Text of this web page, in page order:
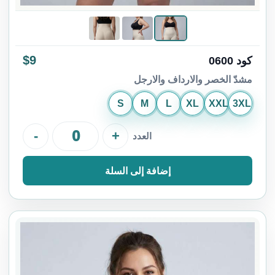
كود 0600 $9
مشدّ الخصر والارداف والارجل
S M L XL XXL 3XL
العدد - +
إضافة إلى السلة